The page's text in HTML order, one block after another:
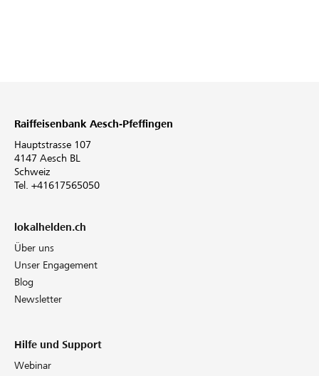
Raiffeisenbank Aesch-Pfeffingen
Hauptstrasse 107
4147 Aesch BL
Schweiz
Tel. +41617565050
lokalhelden.ch
Über uns
Unser Engagement
Blog
Newsletter
Hilfe und Support
Webinar